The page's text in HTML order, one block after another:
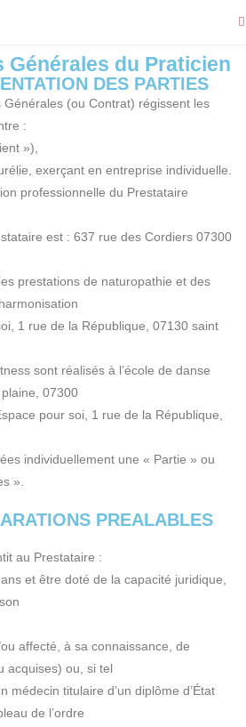
Générales du Praticien
DES PARTIES
(ou Contrat) régissent les
:
»),
exerçant en entreprise individuelle.
professionnelle du Prestataire
est : 637 rue des Cordiers 07300
prestations de naturopathie et des
1 rue de la République, 07130 saint
sont réalisés à l’école de danse
07300
pour soi, 1 rue de la République,
individuellement une « Partie » ou
».
PREALABLES
au Prestataire :
et être doté de la capacité juridique,
affecté, à sa connaissance, de
acquises) ou, si tel
médecin titulaire d’un diplôme d’État
de l’ordre